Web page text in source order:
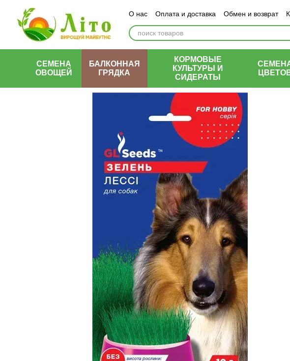
Перейти к основному контенту
О нас Оплата и доставка Обмен и возврат
СЕМЕНА
ОВОЩЕЙ
БАЛКОННАЯ
ГРЯДКА
КОРМОВЫЕ
КУЛЬТУРЫ И
СИДЕРАТЫ